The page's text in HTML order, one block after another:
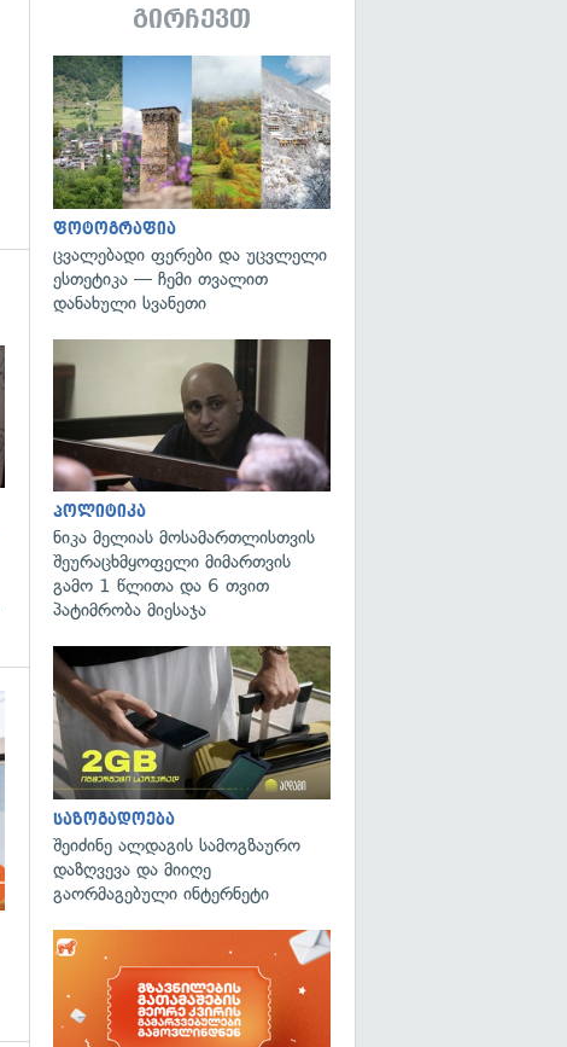
გირჩევთ
ფოტოგრაფია
ცვალებადი ფერები და უცვლელი
ესთეტიკა — ჩემი თვალით
დანახული სვანეთი
პოლიტიკა
ნიკა მელიას მოსამართლისთვის
შეურაცხმყოფელი მიმართვის
გამო 1 წლითა და 6 თვით
პატიმრობა მიესაჯა
საზოგადოება
შეიძინე ალდაგის სამოგზაურო
დაზღვევა და მიიღე
გაორმაგებული ინტერნეტი